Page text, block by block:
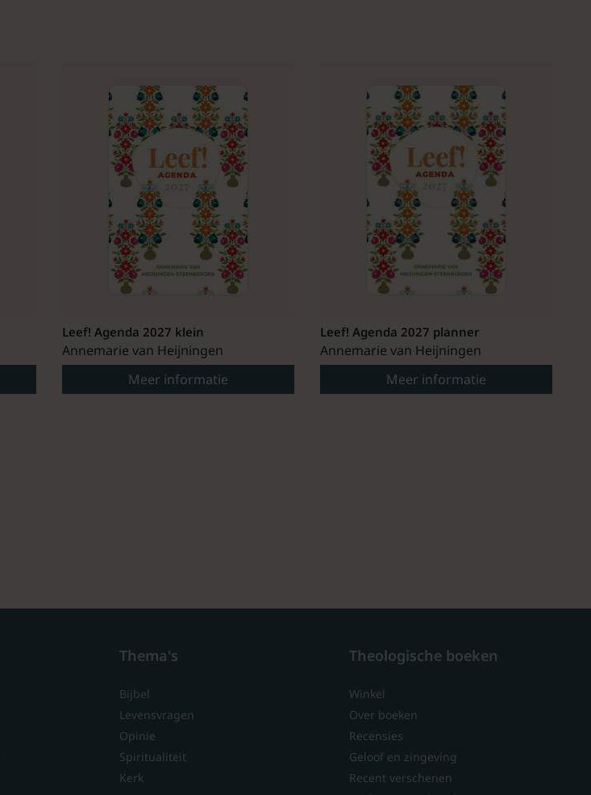
Leef! Agenda 2027 klein
Annemarie van Heijningen
Meer informatie
Leef! Agenda 2027 planner
Annemarie van Heijningen
Meer informatie
Thema's
Bijbel
Levensvragen
Opinie
Spiritualiteit
Kerk
Theologische boeken
Winkel
Over boeken
Recensies
Geloof en zingeving
Recent verschenen